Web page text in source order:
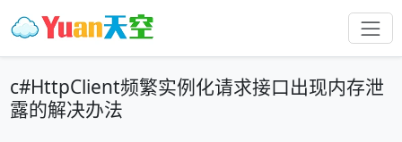
c#HttpClient频繁实例化请求接口出现内存泄
露的解决办法